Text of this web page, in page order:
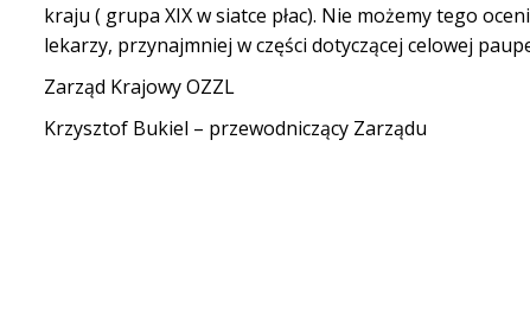
kraju ( grupa XIX w siatce płac). Nie możemy tego
lekarzy, przynajmniej w części dotyczącej celowej
Zarząd Krajowy OZZL
Krzysztof Bukiel – przewodniczący Zarządu